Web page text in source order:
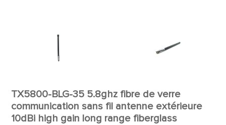
TX5800-BLG-35 5.8ghz fibre de verre
communication sans fil antenne extérieure
10dBi high gain long range fiberglass